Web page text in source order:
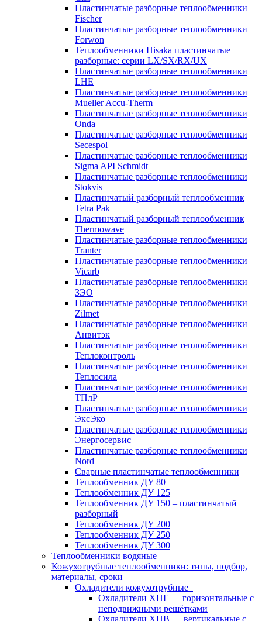
Пластинчатые разборные теплообменники
Fischer
Пластинчатые разборные теплообменники
Forwon
Теплообменники Hisaka пластинчатые
разборные: серии LX/SX/RX/UX
Пластинчатые разборные теплообменники
LHE
Пластинчатые разборные теплообменники
Mueller Accu-Therm
Пластинчатые разборные теплообменники
Onda
Пластинчатые разборные теплообменники
Secespol
Пластинчатые разборные теплообменники
Sigma API Schmidt
Пластинчатые разборные теплообменники
Stokvis
Пластинчатый разборный теплообменник
Tetra Pak
Пластинчатый разборный теплообменник
Thermowave
Пластинчатые разборные теплообменники
Tranter
Пластинчатые разборные теплообменники
Vicarb
Пластинчатые разборные теплообменники
ЗЭО
Пластинчатые разборные теплообменники
Zilmet
Пластинчатые разборные теплообменники
Анвитэк
Пластинчатые разборные теплообменники
Теплоконтроль
Пластинчатые разборные теплообменники
Теплосила
Пластинчатые разборные теплообменники
ТПлР
Пластинчатые разборные теплообменники
ЭксЭко
Пластинчатые разборные теплообменники
Энергосервис
Пластинчатые разборные теплообменники
Nord
Сварные пластинчатые теплообменники
Теплообменник ДУ 80
Теплообменник ДУ 125
Теплообменник ДУ 150 – пластинчатый
разборный
Теплообменник ДУ 200
Теплообменник ДУ 250
Теплообменник ДУ 300
Теплообменники водяные
Кожухотрубные теплообменники: типы, подбор,
материалы, сроки
Охладители кожухотрубные
Охладители ХНГ — горизонтальные с
неподвижными решётками
Охладители ХНВ — вертикальные с